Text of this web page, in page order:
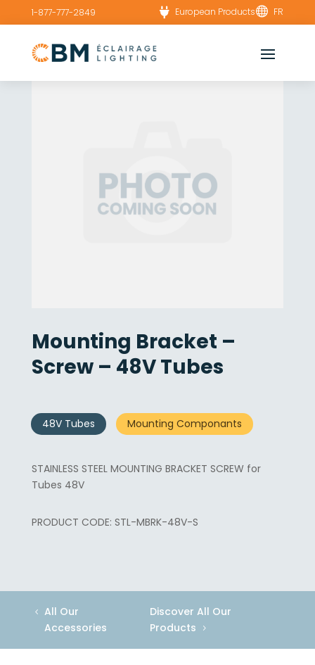
1-877-777-2849  European Products FR
Mounting Bracket –
Screw – 48V Tubes
48V Tubes Mounting Componants
STAINLESS STEEL MOUNTING BRACKET SCREW for
Tubes 48V
STL-MBRK-48V-S
All Our
Accessories
Discover All Our
Products